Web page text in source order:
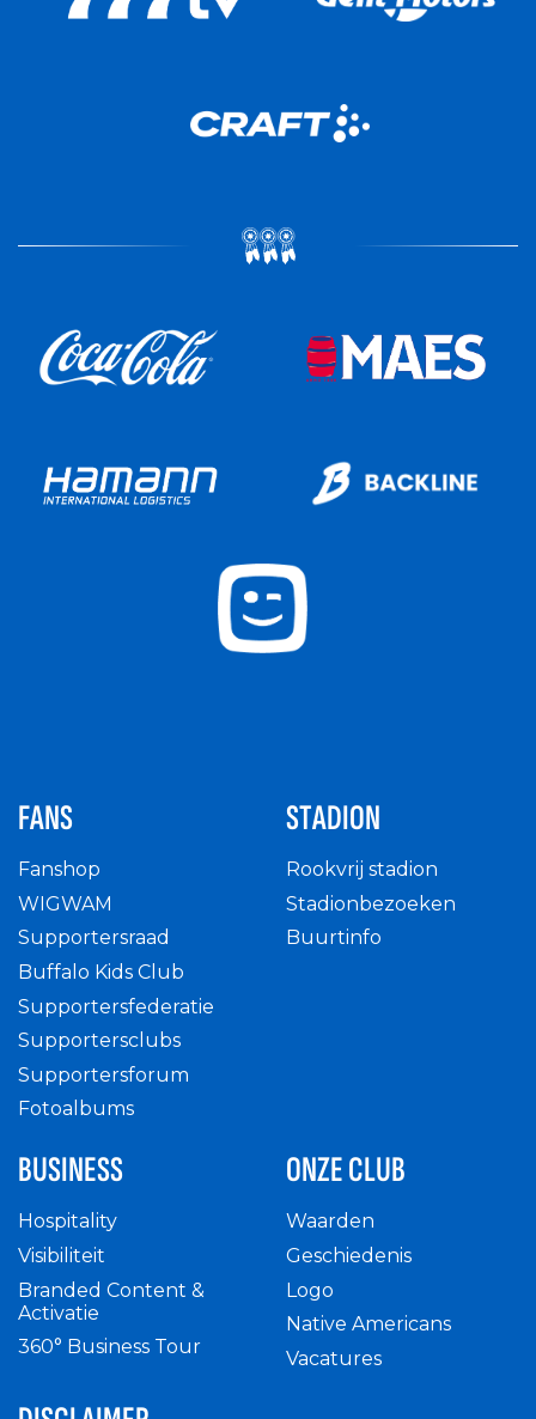
FANS
Fanshop
WIGWAM
Supportersraad
Buffalo Kids Club
Supportersfederatie
Supportersclubs
Supportersforum
Fotoalbums
STADION
Rookvrij stadion
Stadionbezoeken
Buurtinfo
BUSINESS
Hospitality
Visibiliteit
Branded Content &
Activatie
360° Business Tour
ONZE CLUB
Waarden
Geschiedenis
Logo
Native Americans
Vacatures